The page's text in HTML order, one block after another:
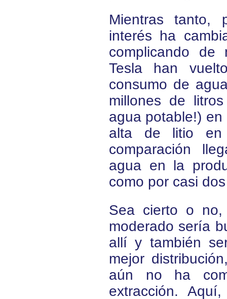
Mientras tanto,
interés ha
complicando
Tesla han
consumo de
millones de
agua potable!)
alta de litio
comparación
agua en la
como por casi
Sea cierto o
moderado sería
allí y también
mejor
aún no ha
extracción.